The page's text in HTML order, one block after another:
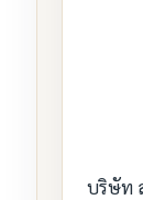
บริษัท